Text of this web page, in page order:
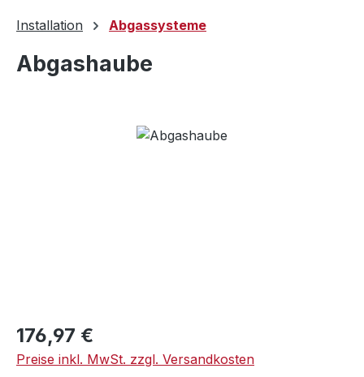
Installation Abgassysteme
Abgashaube
Bildergalerie überspringen
Regulärer Preis:
176,97 €
Preise inkl. MwSt. zzgl. Versandkosten